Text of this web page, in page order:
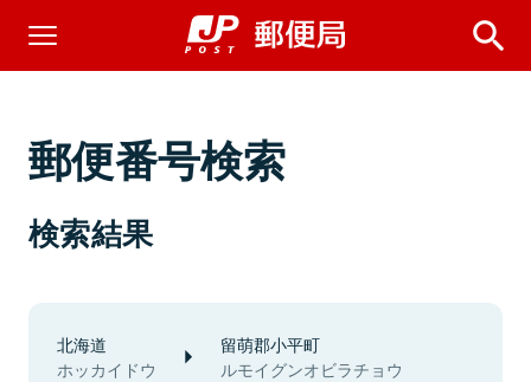
郵便番号検索
検索結果
北海道
ホッカイドウ
留萌郡小平町
ルモイグンオビラチョウ